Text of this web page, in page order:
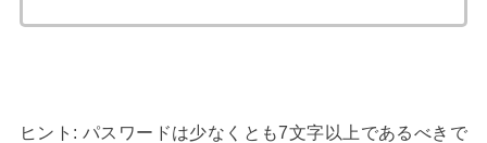
ヒント: パスワードは少なくとも7文字以上であるべきで